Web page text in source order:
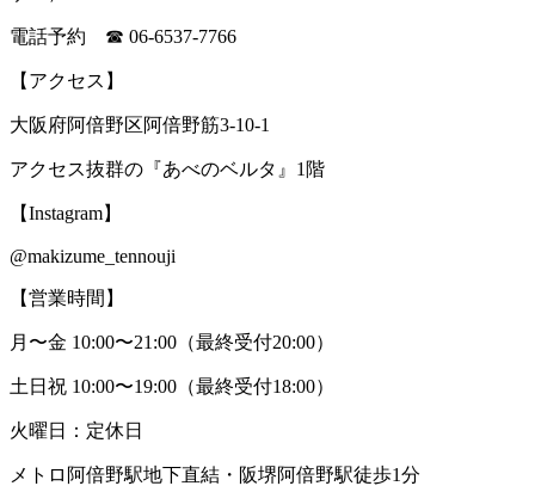
電話予約 ☎ 06-6537-7766
【アクセス】
大阪府阿倍野区阿倍野筋3-10-1
アクセス抜群の『あべのベルタ』1階
【Instagram】
@makizume_tennouji
【営業時間】
月〜金 10:00〜21:00（最終受付20:00）
土日祝 10:00〜19:00（最終受付18:00）
火曜日：定休日
メトロ阿倍野駅地下直結・阪堺阿倍野駅徒歩1分